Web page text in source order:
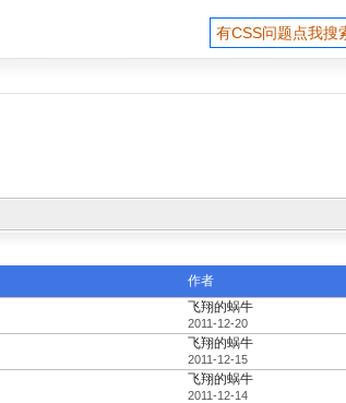
作者
飞翔的蜗牛
2011-12-20
飞翔的蜗牛
2011-12-15
飞翔的蜗牛
2011-12-14